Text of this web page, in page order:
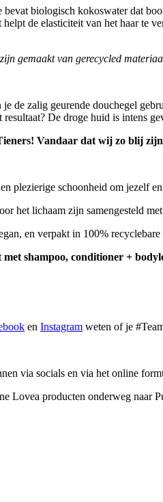
biologisch kokoswater dat
de elasticiteit van het haar te
gemaakt van gerecycled
de zalig geurende douchegel
De droge huid is intens
Vandaar dat wij zo blij zijn
plezierige schoonheid om jezelf
het lichaam zijn samengesteld
en verpakt in 100%
shampoo, conditioner +
en Instagram weten of je
via socials en via het online
Lovea producten onderweg naar